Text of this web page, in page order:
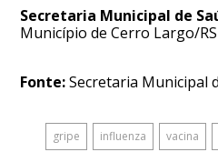
Secretaria Municipal de
Município de Cerro Largo/RS
Fonte:Secretaria Municipal
gripe influenza vacina